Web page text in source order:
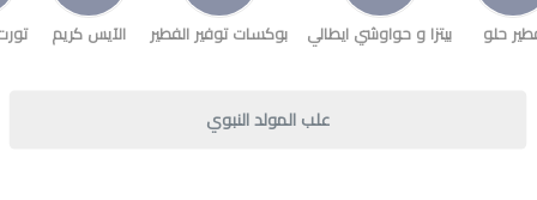
حلو بيتزا و حواوشي ايطالي بوكسات توفير الفطير الآيس كريم
علب المولد النبوي